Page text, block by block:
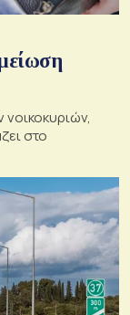
στο